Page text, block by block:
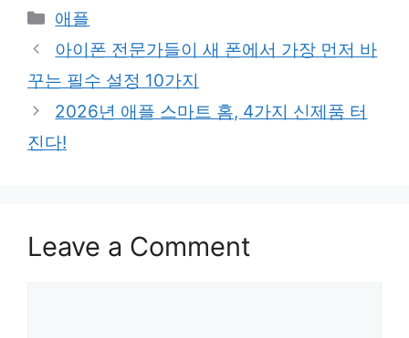
Categories
애플
아이폰 전문가들이 새 폰에서 가장 먼저 바
꾸는 필수 설정 10가지
2026년 애플 스마트 홈, 4가지 신제품 터
진다!
Leave a Comment